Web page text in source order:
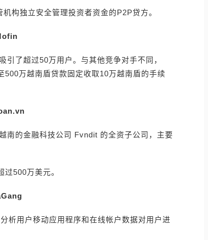
构独立安全管理投资者资金的P2P贷方。
了超过50万用户。与其他竞争对手不同，
万越南盾贷款固定收取10万越南盾的手续
南的金融科技公司 Fvndit 的全资子公司，主要
500万美元。
析用户移动应用程序和在线帐户数据对用户进